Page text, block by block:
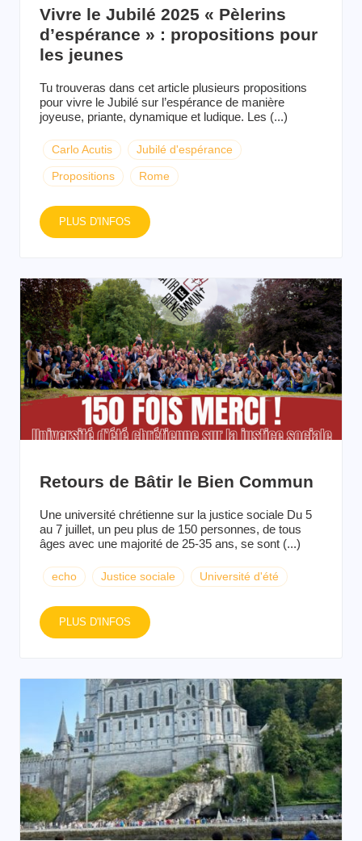
Vivre le Jubilé 2025 « Pèlerins
d’espérance » : propositions pour
les jeunes
Tu trouveras dans cet article plusieurs propositions
pour vivre le Jubilé sur l’espérance de manière
joyeuse, priante, dynamique et ludique. Les (...)
Carlo Acutis Jubilé d'espérance
Propositions Rome
PLUS D'INFOS
Retours de Bâtir le Bien Commun
Une université chrétienne sur la justice sociale Du 5
au 7 juillet, un peu plus de 150 personnes, de tous
âges avec une majorité de 25-35 ans, se sont (...)
echo Justice sociale Université d'été
PLUS D'INFOS